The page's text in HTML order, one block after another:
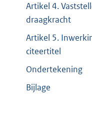
Artikel 4.
draagkracht
Artikel 5.
citeertitel
Ondertekening
Bijlage